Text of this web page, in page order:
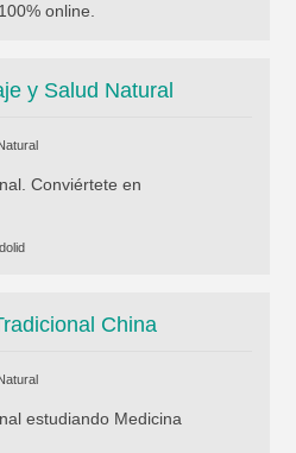
online.
y Salud Natural
Conviértete en
China
estudiando Medicina